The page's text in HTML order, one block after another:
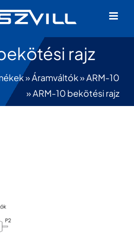
rajz
»Áramváltók»ARM-10
»ARM-10 bekötési rajz